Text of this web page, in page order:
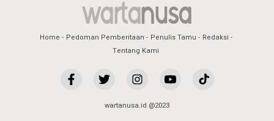
Home Pedoman Pemberitaan Penulis Tamu
Redaksi
Tentang Kami
wartanusa.id @2023